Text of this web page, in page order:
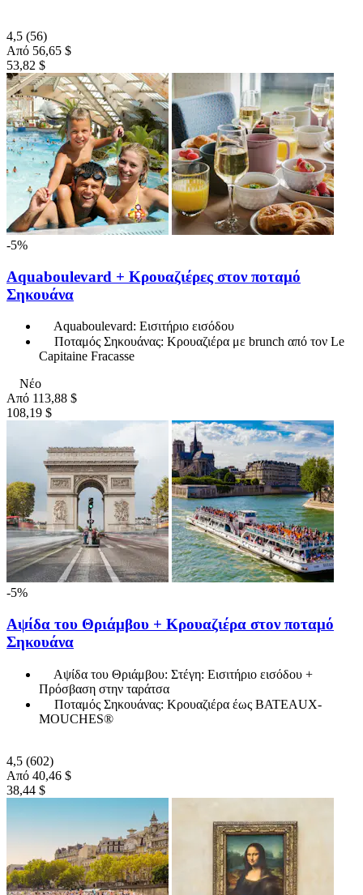
4,5 (56)
Από 56,65 $
53,82 $
-5%
Aquaboulevard + Κρουαζιέρες στον ποταμό
Σηκουάνα
Aquaboulevard: Εισιτήριο εισόδου
Ποταμός Σηκουάνας: Κρουαζιέρα με brunch από τον Le
Capitaine Fracasse
Νέο
Από 113,88 $
108,19 $
-5%
Αψίδα του Θριάμβου + Κρουαζιέρα στον ποταμό
Σηκουάνα
Αψίδα του Θριάμβου: Στέγη: Εισιτήριο εισόδου +
Πρόσβαση στην ταράτσα
Ποταμός Σηκουάνας: Κρουαζιέρα έως BATEAUX-
MOUCHES®
4,5 (602)
Από 40,46 $
38,44 $